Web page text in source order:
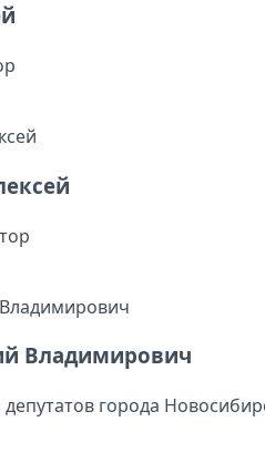
Владимирович
города